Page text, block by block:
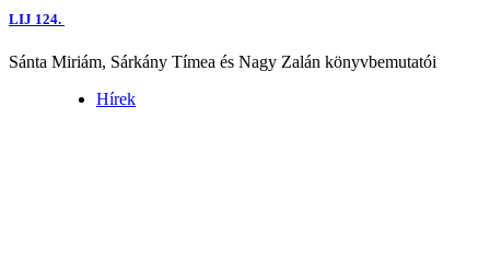
LIJ 124.
Sánta Miriám, Sárkány Tímea és Nagy Zalán könyvbemutatói
Hírek